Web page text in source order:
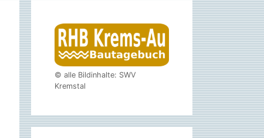
© alle Bildinhalte: SWV
Kremstal